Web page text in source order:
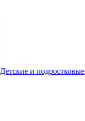
Детские и подростковые